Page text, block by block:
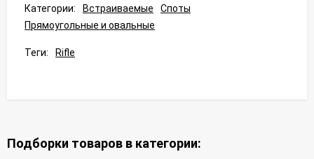
Категории: Встраиваемые
Споты
Прямоугольные и овальные
Теги: Rifle
Подборки товаров в категории: